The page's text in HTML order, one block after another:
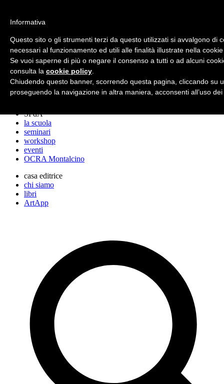
archos
lo studio
progetti
lectures
stampa
SPdA
la scuola
seminari
workshop
eventi
OCRA Montalcino
casa editrice
chi siamo
libri
ArtApp
Informativa
Questo sito o gli strumenti terzi da questo utilizzati si avvalgono di
necessari al funzionamento ed utili alle finalità illustrate nella
Se vuoi saperne di più o negare il consenso a tutti o ad alcuni
consulta la cookie policy
Chiudendo questo banner, scorrendo questa pagina, cliccando su
proseguendo la navigazione in altra maniera, acconsenti all’uso